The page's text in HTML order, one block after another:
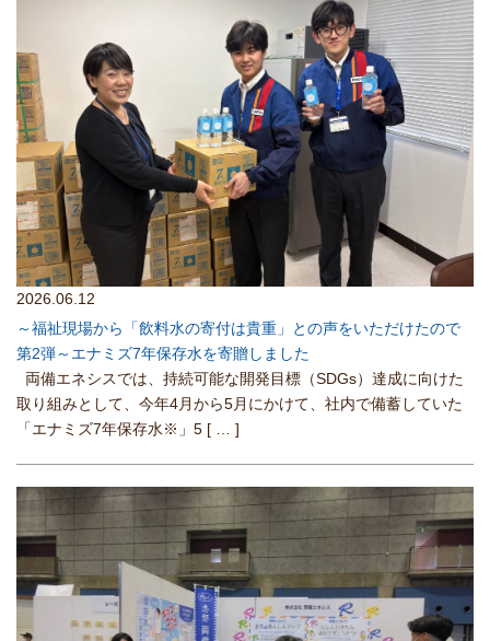
2026.06.12
～福祉現場から「飲料水の寄付は貴重」との声をいただけたので
第2弾～エナミズ7年保存水を寄贈しました
両備エネシスでは、持続可能な開発目標（SDGs）達成に向けた
取り組みとして、今年4月から5月にかけて、社内で備蓄していた
「エナミズ7年保存水※」5 [ … ]